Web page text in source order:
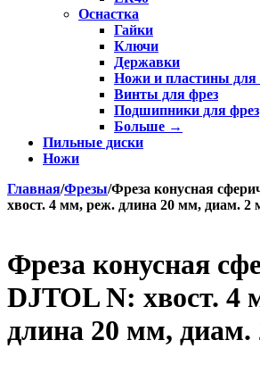
Оснастка
Гайки
Ключи
Державки
Ножи и пластины для
Винты для фрез
Подшипники для фрез
Больше →
Пильные диски
Ножи
Главная/Фрезы/Фреза конусная
хвост. 4 мм, реж. длина 20 мм, диам. 2
Фреза конусная
DJTOL N: хвост. 4
длина 20 мм,